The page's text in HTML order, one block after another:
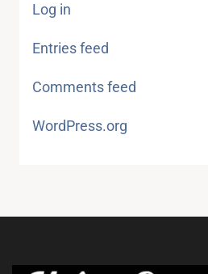
Log in
Entries feed
Comments feed
WordPress.org